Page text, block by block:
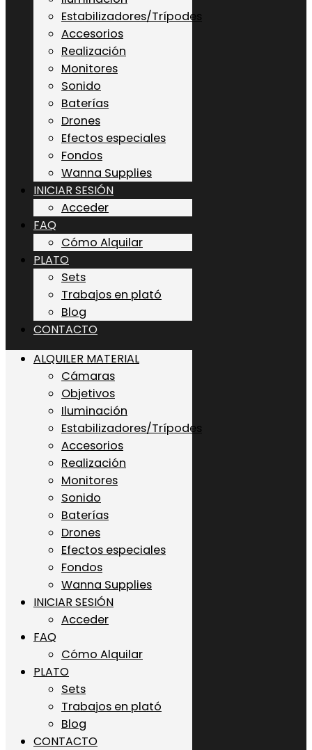
Estabilizadores/Trípodes
Accesorios
Realización
Monitores
Sonido
Baterías
Drones
Efectos especiales
Fondos
Wanna Supplies
INICIAR SESIÓN
Acceder
FAQ
Cómo Alquilar
PLATO
Sets
Trabajos en plató
Blog
CONTACTO
ALQUILER MATERIAL
Cámaras
Objetivos
Iluminación
Estabilizadores/Trípodes
Accesorios
Realización
Monitores
Sonido
Baterías
Drones
Efectos especiales
Fondos
Wanna Supplies
INICIAR SESIÓN
Acceder
FAQ
Cómo Alquilar
PLATO
Sets
Trabajos en plató
Blog
CONTACTO